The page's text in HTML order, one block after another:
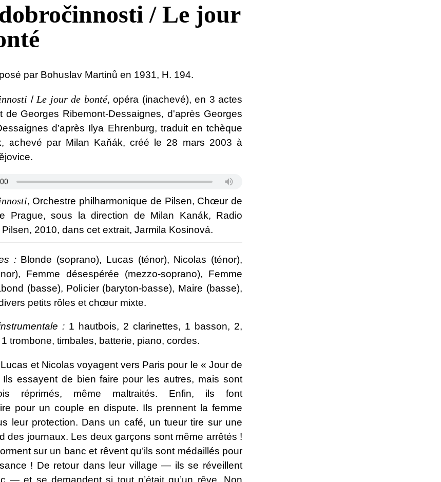
/ Le jour
par Bohuslav Martinů en 1931, H. 194.
/ Le jour de bonté, opéra (inachevé), en 3 actes
de Georges Ribemont-Dessaignes, d'après Georges
d’après Ilya Ehrenburg, traduit en tchèque
achevé par Milan Kaňák, créé le 28 mars 2003 à
, Orchestre philharmonique de Pilsen, Chœur de
Prague, sous la direction de Milan Kanák, Radio
2010, dans cet extrait, Jarmila Kosinová.
:Blonde (soprano), Lucas (ténor), Nicolas (ténor),
Femme désespérée (mezzo-soprano), Femme
(basse), Policier (baryton-basse), Maire (basse),
petits rôles et chœur mixte.
: 1 hautbois, 2 clarinettes, 1 basson, 2,
trombone, timbales, batterie, piano, cordes.
Lucas et Nicolas voyagent vers Paris pour le « Jour de
Ils essayent de bien faire pour les autres, mais sont
réprimés, même maltraités. Enfin, ils font
pour un couple en dispute. Ils prennent la femme
leur protection. Dans un café, un tueur tire sur une
des journaux. Les deux garçons sont même arrêtés !
sur un banc et rêvent qu’ils sont médaillés pour
! De retour dans leur village — ils se réveillent
— et se demandent si tout n’était qu’un rêve. Non